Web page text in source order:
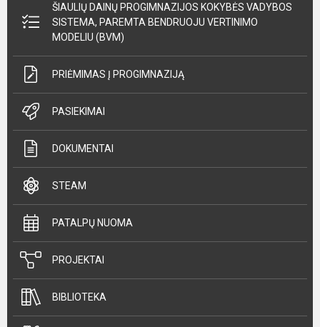
ŠIAULIŲ DAINŲ PROGIMNAZIJOS KOKYBĖS VADYBOS
SISTEMA, PAREMTA BENDRUOJU VERTINIMO
MODELIU (BVM)
PRIĖMIMAS Į PROGIMNAZIJĄ
PASIEKIMAI
DOKUMENTAI
STEAM
PATALPŲ NUOMA
PROJEKTAI
BIBLIOTEKA